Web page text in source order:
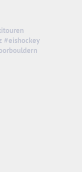
#eishockey